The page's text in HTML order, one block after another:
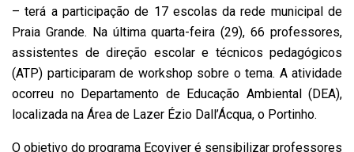
– terá a participação de 17 escolas da rede municipal de
Praia Grande. Na última quarta-feira (29), 66 professores,
assistentes de direção escolar e técnicos pedagógicos
(ATP) participaram de workshop sobre o tema. A atividade
ocorreu no Departamento de Educação Ambiental (DEA),
localizada na Área de Lazer Ézio Dall’Ácqua, o Portinho.
O objetivo do programa Ecoviver é sensibilizar professores